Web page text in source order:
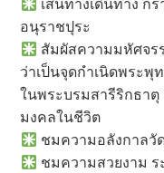
เส้นทางเดินทาง ก
อนุราชปุระ
สัมผัสความมหัศจร
ว่าเป็นจุดกำเนิดพระ
ในพระบรมสารีริกธา
มงคลในชีวิต
ชมความอลังกาลวั
ชมความสวยงาม ร